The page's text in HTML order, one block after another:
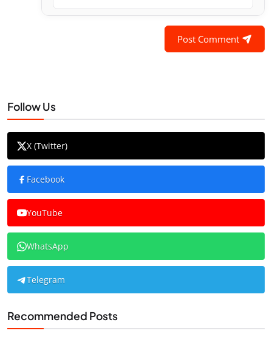
Post Comment
Follow Us
X (Twitter)
Facebook
YouTube
WhatsApp
Telegram
Recommended Posts